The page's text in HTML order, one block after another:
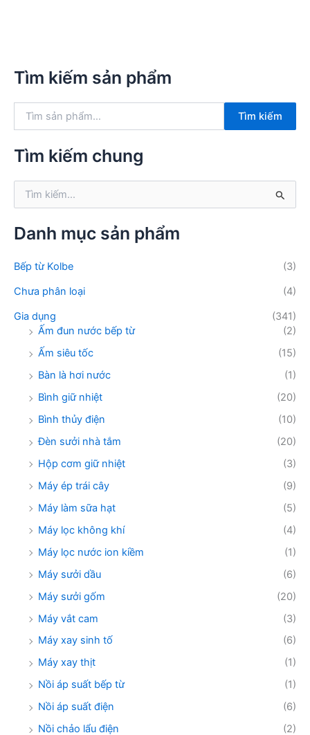
Tìm kiếm sản phẩm
k
:
Tìm kiếm
Tìm kiếm chung
k
i
m
Danh mục sản phẩm
Bếp từ Kolbe
(3)
Chưa phân loại
(4)
Gia dụng
(341)
Ấm đun nước bếp từ
(2)
Ấm siêu tốc
(15)
Bàn là hơi nước
(1)
Bình giữ nhiệt
(20)
Bình thủy điện
(10)
Đèn sưởi nhà tắm
(20)
Hộp cơm giữ nhiệt
(3)
Máy ép trái cây
(9)
Máy làm sữa hạt
(5)
Máy lọc không khí
(4)
Máy lọc nước ion kiềm
(1)
Máy sưởi dầu
(6)
Máy sưởi gốm
(20)
Máy vắt cam
(3)
Máy xay sinh tố
(6)
Máy xay thịt
(1)
Nồi áp suất bếp từ
(1)
Nồi áp suất điện
(6)
Nồi chảo lẩu điện
(2)